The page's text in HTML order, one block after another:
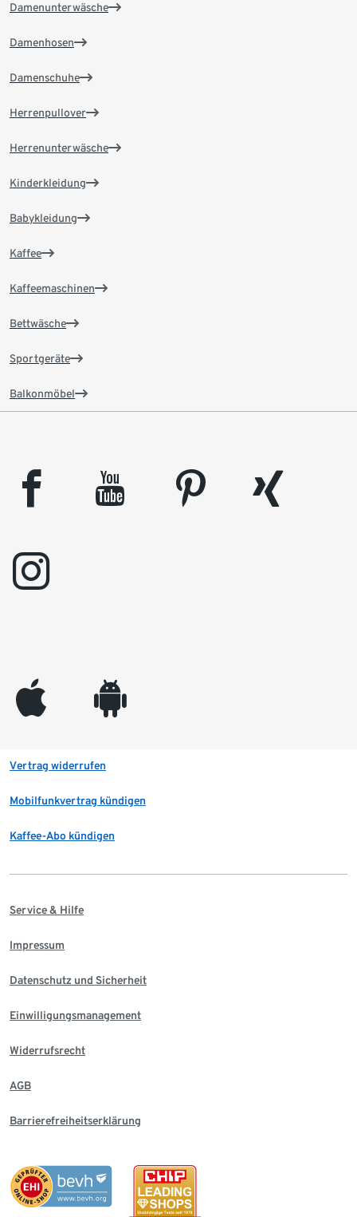
Damenunterwäsche
Damenhosen
Damenschuhe
Herrenpullover
Herrenunterwäsche
Kinderkleidung
Babykleidung
Kaffee
Kaffeemaschinen
Bettwäsche
Sportgeräte
Balkonmöbel
facebook youtube pinterest
xing
instagram
appleinc android
Vertrag widerrufen
Mobilfunkvertrag kündigen
Kaffee-Abo kündigen
Service & Hilfe
Impressum
Datenschutz und Sicherheit
Einwilligungsmanagement
Widerrufsrecht
AGB
Barrierefreiheitserklärung